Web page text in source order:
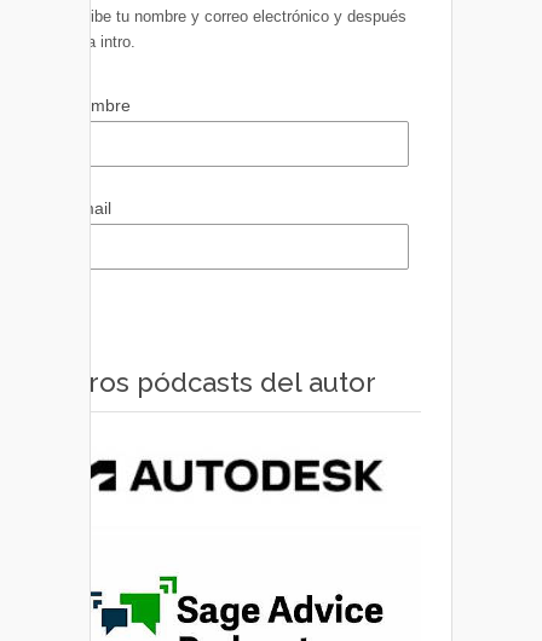
Escribe tu nombre y correo electrónico y después
pulsa intro.
Nombre
Email
Otros pódcasts del autor